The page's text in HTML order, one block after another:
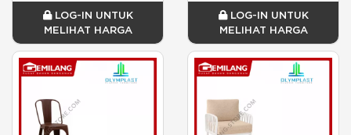
LOG-IN UNTUK
MELIHAT HARGA
LOG-IN UNTUK
MELIHAT HARGA